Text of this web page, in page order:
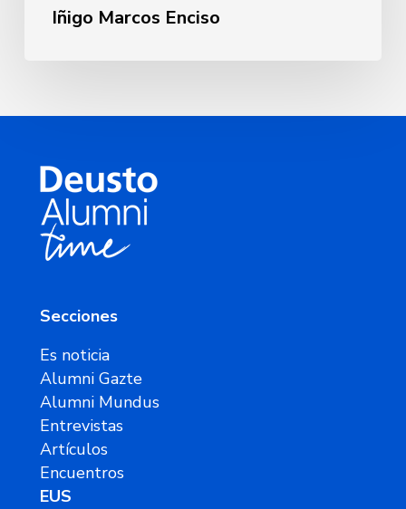
Iñigo Marcos Enciso
Secciones
Es noticia
Alumni Gazte
Alumni Mundus
Entrevistas
Artículos
Encuentros
EUS